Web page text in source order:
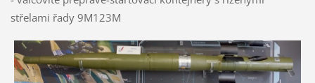
střelami řady 9M123M